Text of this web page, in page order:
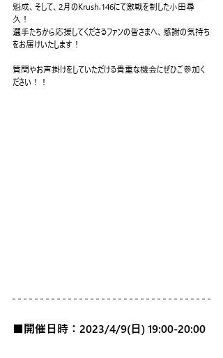
魁成、そして、2月のKrush.146にて激戦を制した小田尋
久！
選手たちから応援してくださるファンの皆さまへ、感謝の気持ち
をお届けいたします！
質問やお声掛けをしていただける貴重な機会にぜひご参加く
ださい！！
■開催日時： 2023/4/9(日) 19:00-20:00